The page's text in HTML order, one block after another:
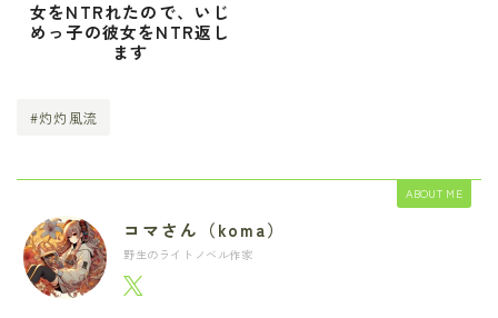
女をNTRれたので、いじ
めっ子の彼女をNTR返し
ます
#灼灼風流
ABOUT ME
コマさん（koma）
野生のライトノベル作家